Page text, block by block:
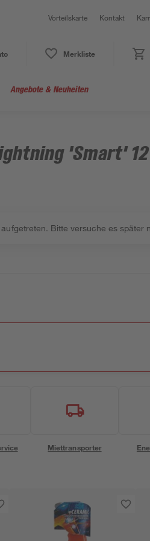
Vorteilskarte Kontakt
Merkliste
Angebote & Neuheiten
'Smart' 12
Bitte versuche es später
Miettransporter